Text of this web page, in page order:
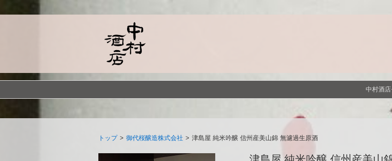
中村酒
トップ > 御代桜醸造株式会社 > 津島屋 純米吟醸 信州産美山錦 無濾過生原酒